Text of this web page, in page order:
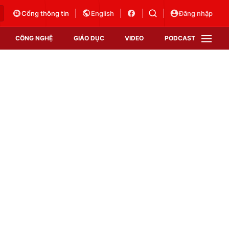
Cổng thông tin English Đăng nhập
CÔNG NGHỆ GIÁO DỤC VIDEO PODCAST